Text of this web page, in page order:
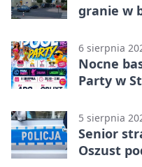
granie w
6 sierpnia
Nocne
Party w
5 sierpnia
Senior
Oszust